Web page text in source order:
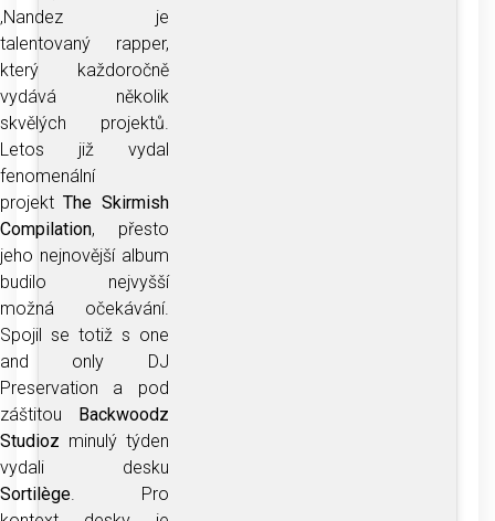
‚Nandez je
talentovaný rapper,
který každoročně
vydává několik
skvělých projektů.
Letos již vydal
fenomenální
projekt The Skirmish
Compilation, přesto
jeho nejnovější album
budilo nejvyšší
možná očekávání.
Spojil se totiž s one
and only DJ
Preservation a pod
záštitou Backwoodz
Studioz minulý týden
vydali desku
Sortilège. Pro